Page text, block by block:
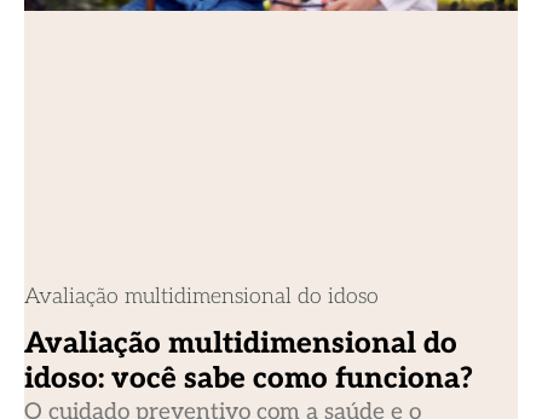
Avaliação multidimensional do idoso
Avaliação multidimensional do
idoso: você sabe como funciona?
O cuidado preventivo com a saúde e o